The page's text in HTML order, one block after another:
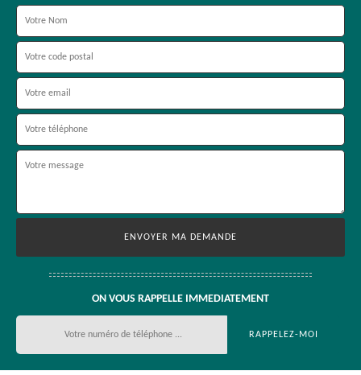
ON VOUS RAPPELLE IMMEDIATEMENT